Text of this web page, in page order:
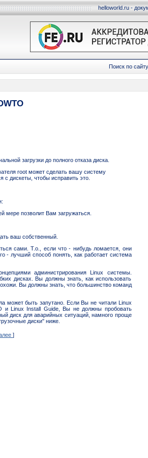
helloworld.ru -
Поиск по
загрузки до полного отказа диска.
root может сделать вашу систему
с дискеты, чтобы исправить это.
мере позволит Вам загружаться.
ваш собственный.
сами. Т.о., если что - нибудь ломается, они
- лучший способ понять, как работает система
администрирования Linux системы.
дисках. Вы должны знать, как использовать
Вы должны знать, что большинство команд
может быть запутано. Если Вы не читали Linux
и Linux Install Guide, Вы не должны пробовать
диск для аварийных ситуаций, намного проще
диски'' ниже.
]